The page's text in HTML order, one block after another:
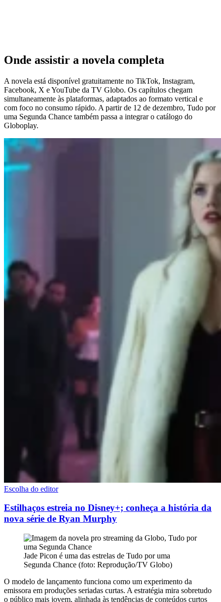
Onde assistir a novela completa
A novela está disponível gratuitamente no TikTok, Instagram,
Facebook, X e YouTube da TV Globo. Os capítulos chegam
simultaneamente às plataformas, adaptados ao formato vertical e
com foco no consumo rápido. A partir de 12 de dezembro, Tudo por
uma Segunda Chance também passa a integrar o catálogo do
Globoplay.
Escolha do editor
Estilhaços estreia no Disney+; conheça a história da
nova série de Ryan Murphy
Jade Picon é uma das estrelas de Tudo por uma
Segunda Chance (foto: Reprodução/TV Globo)
O modelo de lançamento funciona como um experimento da
emissora em produções seriadas curtas. A estratégia mira sobretudo
o público mais jovem, alinhada às tendências de conteúdos curtos